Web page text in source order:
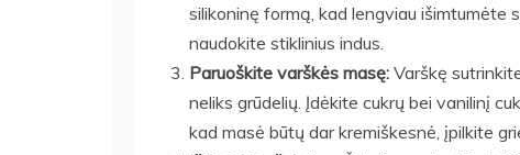
silikoninę formą, kad lengviau išimtumėte
naudokite stiklinius indus.
Paruoškite varškės masę: Varškę
neliks grūdelių. Įdėkite cukrų bei vanilinį
kad masė būtų dar kremiškesnė, įpilkite